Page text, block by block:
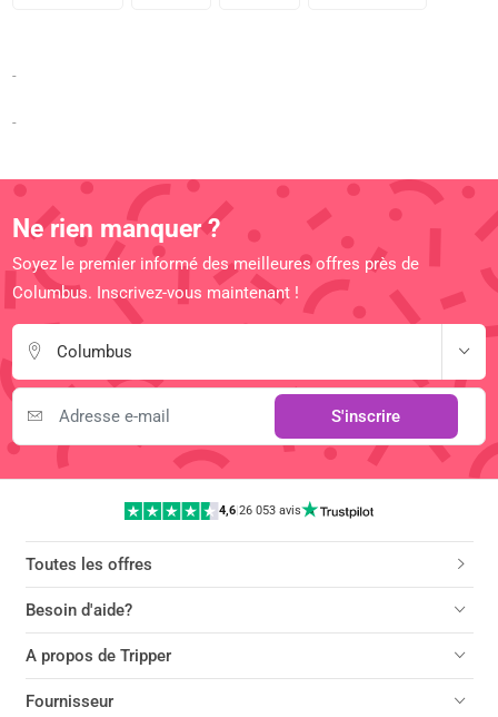
-
-
Ne rien manquer ?
Soyez le premier informé des meilleures offres près de
Columbus. Inscrivez-vous maintenant !
Columbus
S'inscrire
4,6 |26 053 avis
Toutes les offres
Besoin d'aide?
A propos de Tripper
Fournisseur